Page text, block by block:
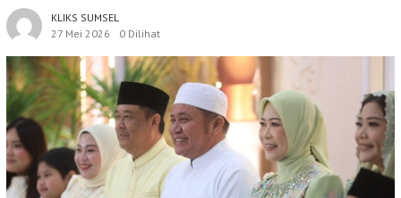
KLIKS SUMSEL
27 Mei 2026
0 Dilihat